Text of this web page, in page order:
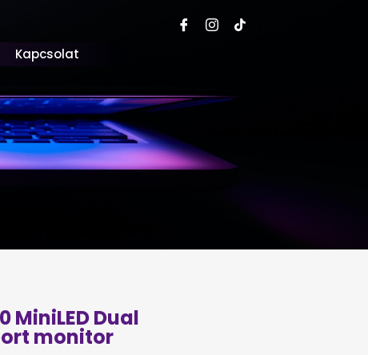
Kapcsolat
MiniLED Dual
monitor